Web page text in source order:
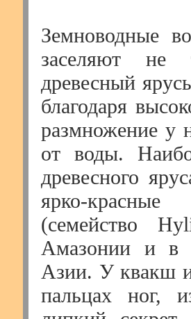
Земноводные
заселяют
древесный
благодаря
размножение у
от воды.
древесного
ярко-
(семейство
Амазонии и в
Азии. У квакш
пальцах ног,